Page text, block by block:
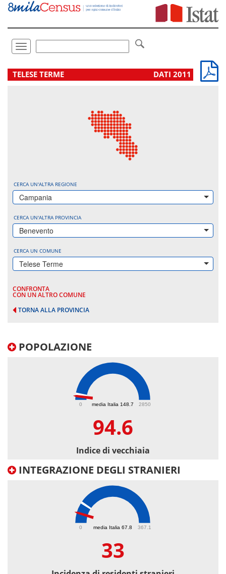
Vai
direttamente
Toggle
navigation
.
TELESE TERME DATI 2011
CERCA UN'ALTRA REGIONE
Campania
CERCA UN'ALTRA PROVINCIA
Benevento
CERCA UN COMUNE
Telese Terme
CONFRONTA
CON UN ALTRO COMUNE
TORNA ALLA PROVINCIA
POPOLAZIONE
media Italia 148.7
0 2850
94.6
Indice di vecchiaia
INTEGRAZIONE DEGLI STRANIERI
media Italia 67.8
0 367.1
33